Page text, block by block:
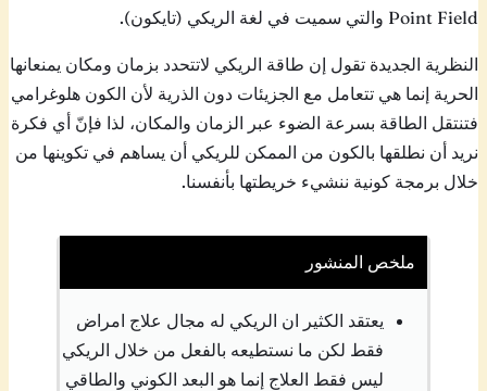
Point Field والتي سميت في لغة الريكي (تايكون).
النظرية الجديدة تقول إن طاقة الريكي لاتتحدد بزمان ومكان يمنعانها
الحرية إنما هي تتعامل مع الجزيئات دون الذرية لأن الكون هلوغرامي
فتنتقل الطاقة بسرعة الضوء عبر الزمان والمكان، لذا فإنّ أي فكرة
نريد أن نطلقها بالكون من الممكن للريكي أن يساهم في تكوينها من
خلال برمجة كونية ننشيء خريطتها بأنفسنا.
ملخص المنشور
يعتقد الكثير ان الريكي له مجال علاج امراض
فقط لكن ما نستطيعه بالفعل من خلال الريكي
ليس فقط العلاج إنما هو البعد الكوني والطاقي